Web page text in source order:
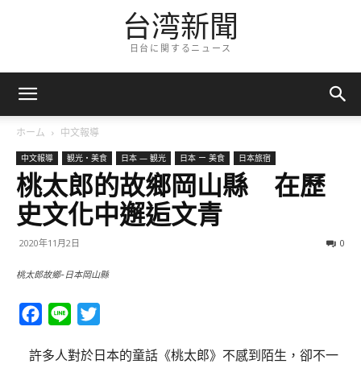
台湾新聞
日台に関するニュース
ホーム 中文報導
中文報導 観光・美食 日本 — 観光 日本 ー 美食 日本旅宿
桃太郎的故鄉岡山縣 在歷
史文化中邂逅文青
2020年11月2日 0
桃太郎故鄉-日本岡山縣
Facebook
Line
許多人對於日本的童話《桃太郎》不感到陌生，卻不一